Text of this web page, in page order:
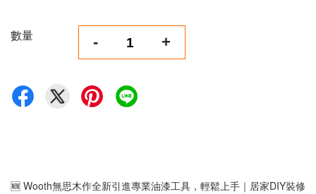
數量 - +
🆕 Wooth無思木作全新引進專業油漆工具，輕鬆上手｜居家DIY裝修